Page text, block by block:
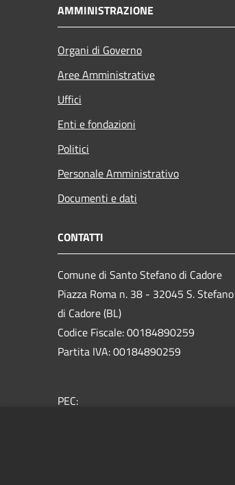
AMMINISTRAZIONE
Organi di Governo
Aree Amministrative
Uffici
Enti e fondazioni
Politici
Personale Amministrativo
Documenti e dati
CONTATTI
Comune di Santo Stefano di Cadore
Piazza Roma n. 38 - 32045 S. Stefano
di Cadore (BL)
Codice Fiscale: 00184890259
Partita IVA: 00184890259
PEC: